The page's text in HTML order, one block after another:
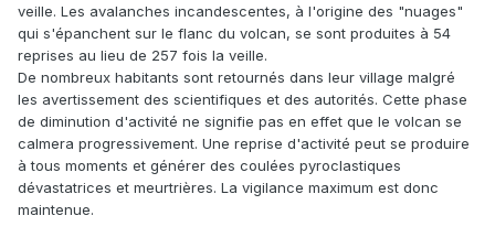
veille. Les avalanches incandescentes, à l'origine des "nuages"
qui s'épanchent sur le flanc du volcan, se sont produites à 54
reprises au lieu de 257 fois la veille.
De nombreux habitants sont retournés dans leur village malgré
les avertissement des scientifiques et des autorités. Cette phase
de diminution d'activité ne signifie pas en effet que le volcan se
calmera progressivement. Une reprise d'activité peut se produire
à tous moments et générer des coulées pyroclastiques
dévastatrices et meurtrières. La vigilance maximum est donc
maintenue.